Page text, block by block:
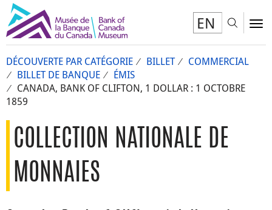
EN
DÉCOUVERTE PAR CATÉGORIE BILLET
COMMERCIAL
BILLET DE BANQUE
ÉMIS
CANADA, BANK OF CLIFTON, 1 DOLLAR : 1 OCTOBRE
1859
COLLECTION NATIONALE DE
MONNAIES